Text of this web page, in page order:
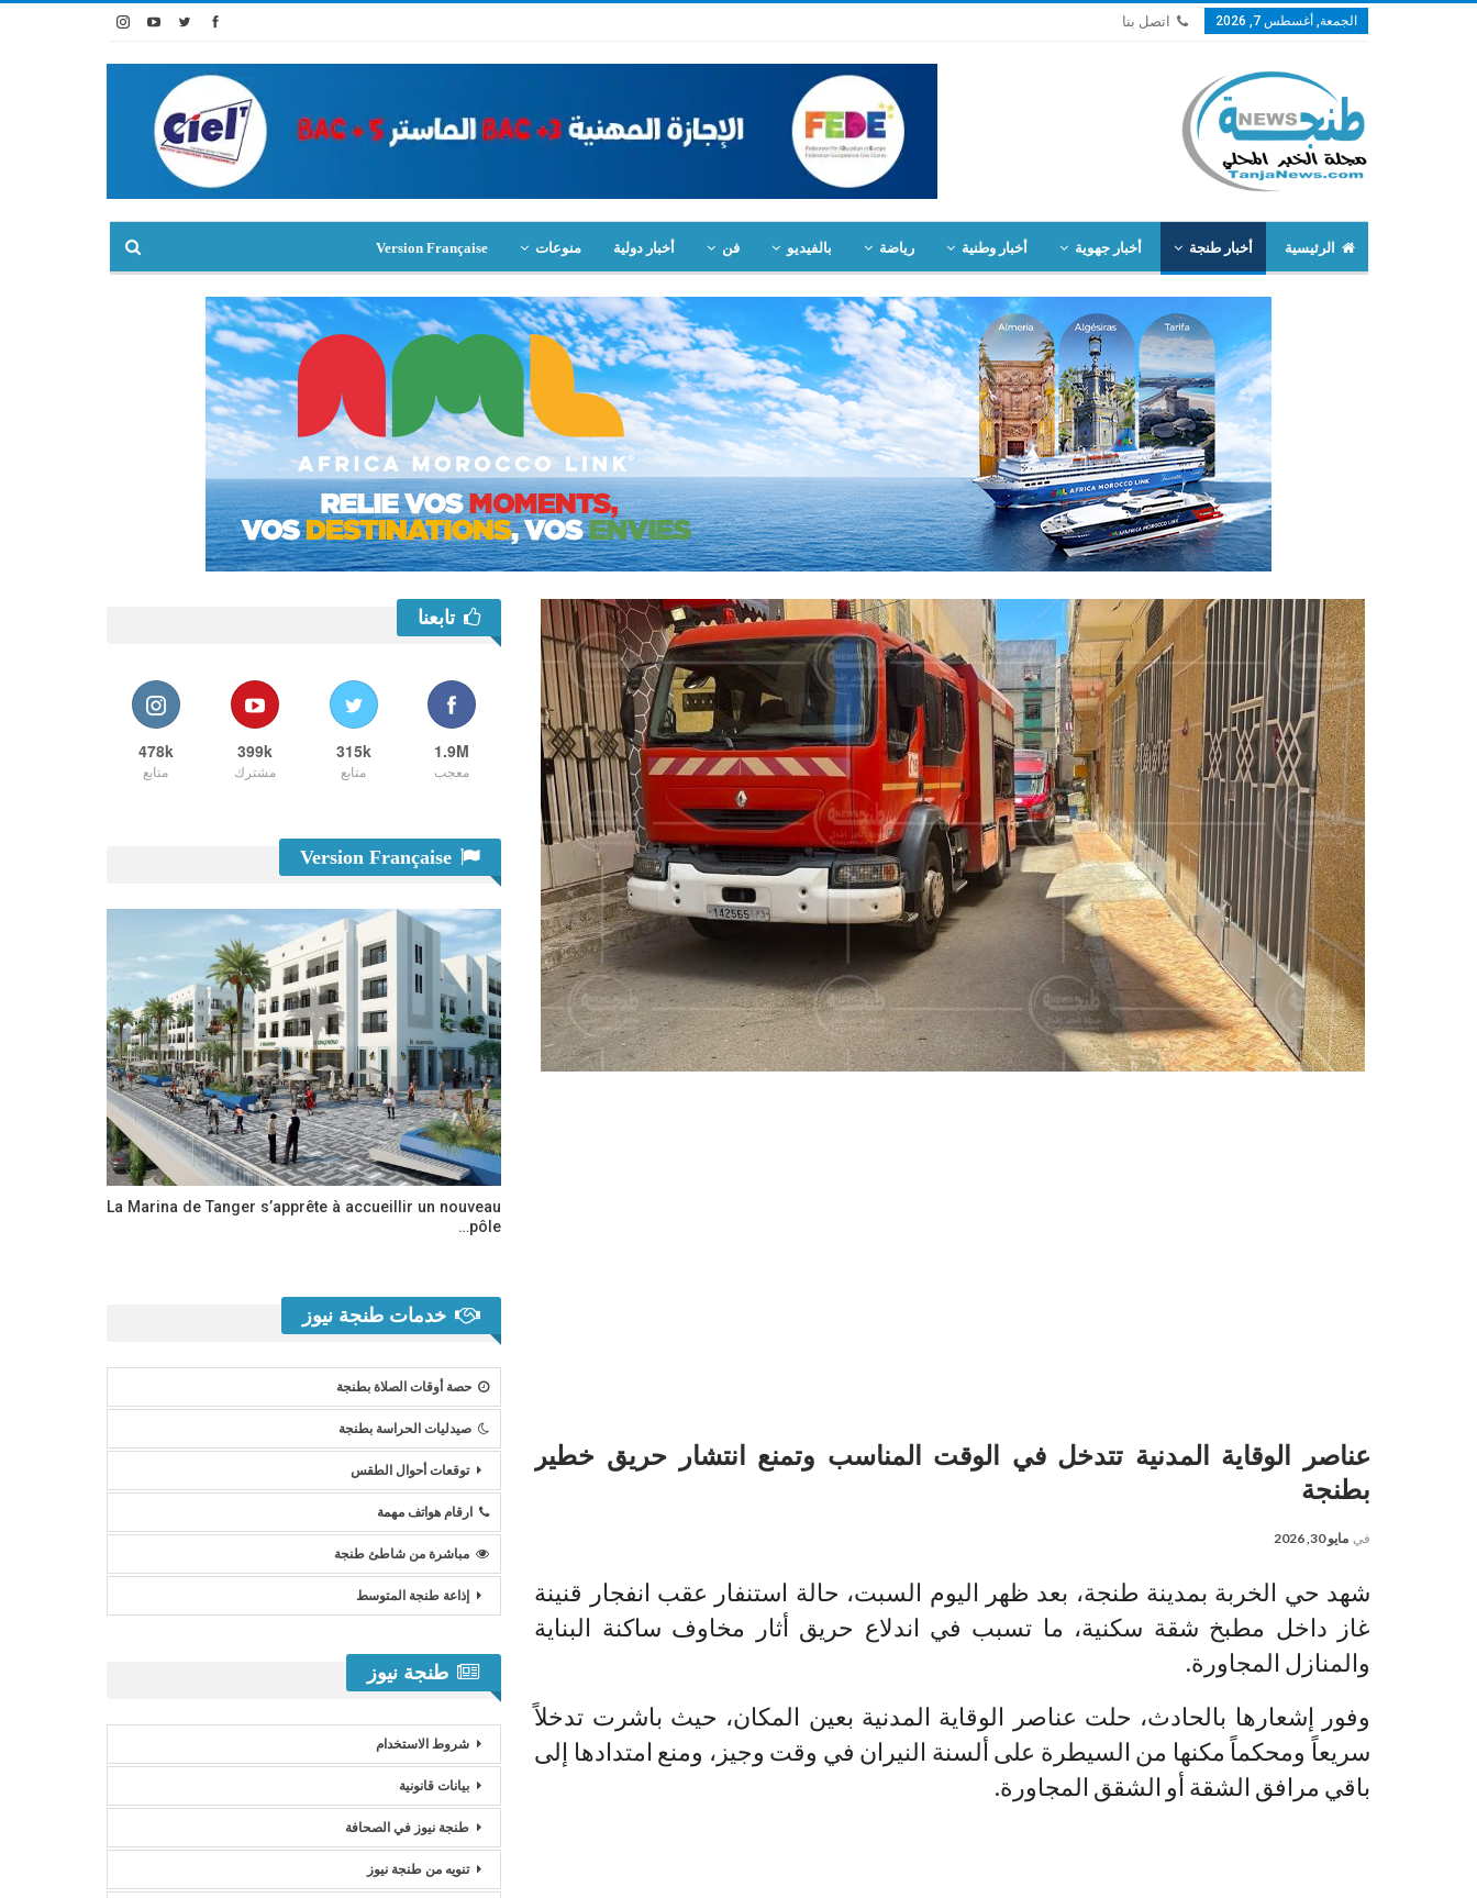
الجمعة, أغسطس 7, 2026 اتصل بنا
الرئيسية أخبار طنجة أخبار جهوية أخبار وطنية رياضة بالفيديو فن أخبار دولية منوعات Version Française
عناصر الوقاية المدنية تتدخل في الوقت المناسب وتمنع انتشار حريق خطير
بطنجة
في مايو 30, 2026
شهد حي الخربة بمدينة طنجة، بعد ظهر اليوم السبت، حالة استنفار عقب انفجار قنينة
غاز داخل مطبخ شقة سكنية، ما تسبب في اندلاع حريق أثار مخاوف ساكنة البناية
والمنازل المجاورة.
وفور إشعارها بالحادث، حلت عناصر الوقاية المدنية بعين المكان، حيث باشرت تدخلاً
سريعاً ومحكماً مكنها من السيطرة على ألسنة النيران في وقت وجيز، ومنع امتدادها إلى
باقي مرافق الشقة أو الشقق المجاورة.
تابعنا
1.9M
معجب
315k
متابع
399k
مشترك
478k
متابع
La Marina de Tanger s’apprête à accueillir un nouveau
pôle…
خدمات طنجة نيوز
حصة أوقات الصلاة بطنجة
صيدليات الحراسة بطنجة
توقعات أحوال الطقس
ارقام هواتف مهمة
مباشرة من شاطئ طنجة
إذاعة طنجة المتوسط
طنجة نيوز
شروط الاستخدام
بيانات قانونية
طنجة نيوز في الصحافة
تنويه من طنجة نيوز